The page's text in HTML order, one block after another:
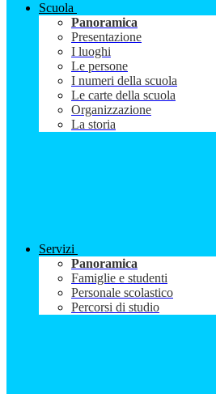
Scuola
Panoramica
Presentazione
I luoghi
Le persone
I numeri della scuola
Le carte della scuola
Organizzazione
La storia
Servizi
Panoramica
Famiglie e studenti
Personale scolastico
Percorsi di studio